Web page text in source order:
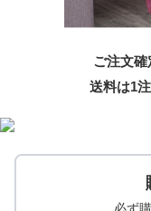
ご注文
送料は1